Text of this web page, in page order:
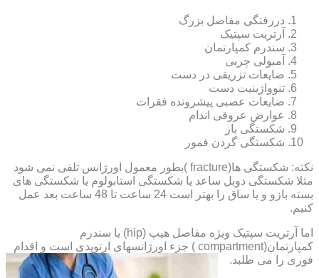
دررفتگی مفاصل بزرگ
آرتریت سپتیک
سندرم کمپارتمان
آمبولی چربی
ضایعات تزریقی در دست
تنوواژینیت دست
ضایعات عصبی پیشرونده فقرات
عوارض عروقی اندام
شکستگی باز
شکستگی گردن فمور
نکته: شکستگی ها(fracture )بطور معمول اورژانس تلقی نمی شود
مثلا شکستگی دوبل ساعد یا شکستگی استابولوم یا شکستگی های
بسته بازو و یا ساق را بهتر است 24 ساعت تا 48 ساعت بعد عمل
کنیم.
اما آرتریت سپتیک ویژه مفاصل هیپ (hip) یا سندرم
کمپارتمان(compartment ) جزء اورژانسهای ارتوپدی است و اقدام
فوری را می طلبد.